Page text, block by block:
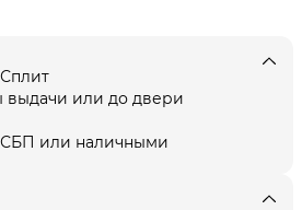
выдачи или до двери
или наличными